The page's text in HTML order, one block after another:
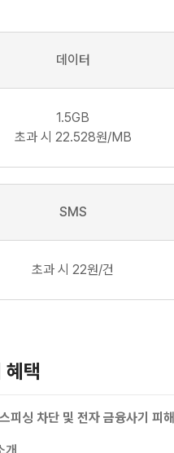
데이터
1.5GB
초과 시 22.528원/MB
SMS
초과 시 22원/건
혜택
피싱 차단 및 전자 금융사기 피